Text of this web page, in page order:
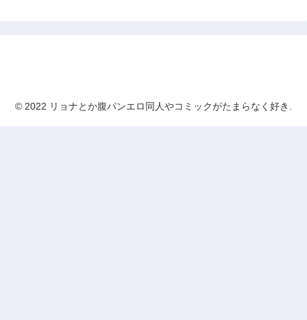
© 2022 リョナとか腹パンエロ同人やコミックがたまらなく好き.